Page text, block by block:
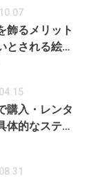
飾るメリット
とされる絵画
購入・レンタ
体的なステッ